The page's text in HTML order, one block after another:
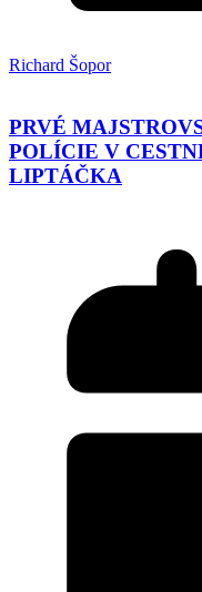
Richard Šopor
PRVÉ
POLÍCIE V
LIPTÁČKA